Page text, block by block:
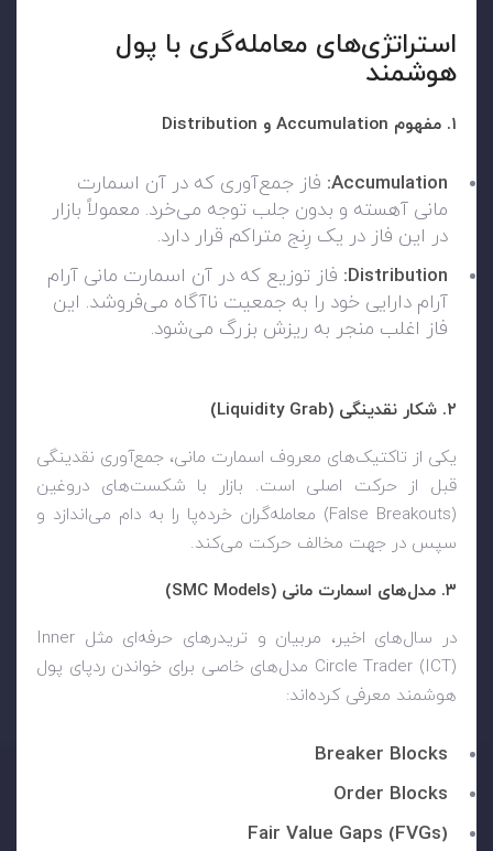
استراتژی‌های معامله‌گری با پول
هوشمند
۱. مفهوم Accumulation و Distribution
Accumulation: فاز جمع‌آوری که در آن اسمارت
مانی آهسته و بدون جلب توجه می‌خرد. معمولاً بازار
در این فاز در یک رِنج متراکم قرار دارد.
Distribution: فاز توزیع که در آن اسمارت مانی آرام
آرام دارایی خود را به جمعیت ناآگاه می‌فروشد. این
فاز اغلب منجر به ریزش بزرگ می‌شود.
۲. شکار نقدینگی (Liquidity Grab)
یکی از تاکتیک‌های معروف اسمارت مانی، جمع‌آوری نقدینگی
قبل از حرکت اصلی است. بازار با شکست‌های دروغین
(False Breakouts) معامله‌گران خرده‌پا را به دام می‌اندازد و
سپس در جهت مخالف حرکت می‌کند.
۳. مدل‌های اسمارت مانی (SMC Models)
در سال‌های اخیر، مربیان و تریدرهای حرفه‌ای مثل Inner
Circle Trader (ICT) مدل‌های خاصی برای خواندن ردپای پول
هوشمند معرفی کرده‌اند:
Breaker Blocks
Order Blocks
Fair Value Gaps (FVGs)